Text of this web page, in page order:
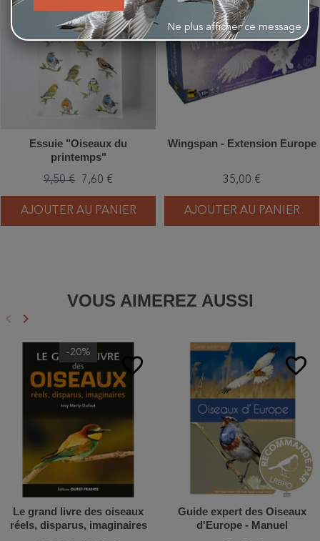
Essuie "Oiseaux du
printemps"
9,50 € 7,60 €
AJOUTER AU PANIER
Wingspan - Extension Europe
35,00 €
AJOUTER AU PANIER
VOUS AIMEREZ AUSSI
Précédent
keyboard_arrow_left Suivant
keyboard_arrow_right
favorite_border
-20%
Le grand livre des oiseaux
réels, disparus, imaginaires
favorite_border
Guide expert des Oiseaux
d'Europe - Manuel
Ne plus afficher ce message